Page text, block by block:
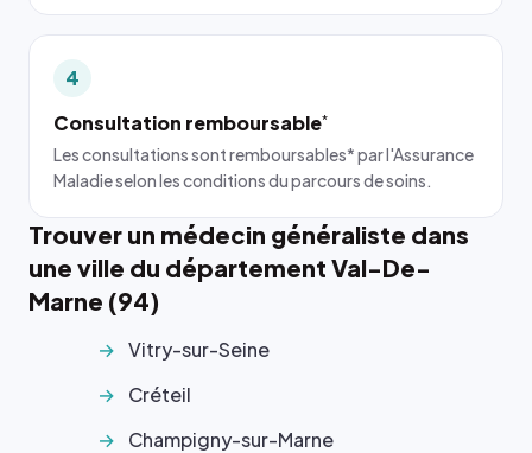
4
Consultation remboursable*
Les consultations sont remboursables* par l'Assurance
Maladie selon les conditions du parcours de soins.
Trouver un médecin généraliste dans
une ville du département Val-De-
Marne (94)
Vitry-sur-Seine
Créteil
Champigny-sur-Marne